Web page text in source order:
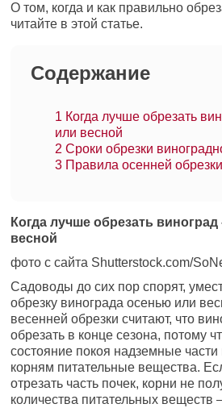
О том, когда и как правильно
читайте в этой статье.
Содержание
1 Когда лучше обрезать
или весной
2 Сроки обрезки
3 Правила осенней
Когда лучше обрезать
весной
фото с сайта Shutterstock.com/
Садоводы до сих пор спорят,
обрезку винограда осенью или
весенней обрезки считают, что
обрезать в конце сезона, потому
состояние покоя надземные части
корням питательные вещества.
отрезать часть почек, корни не
количества питательных веществ